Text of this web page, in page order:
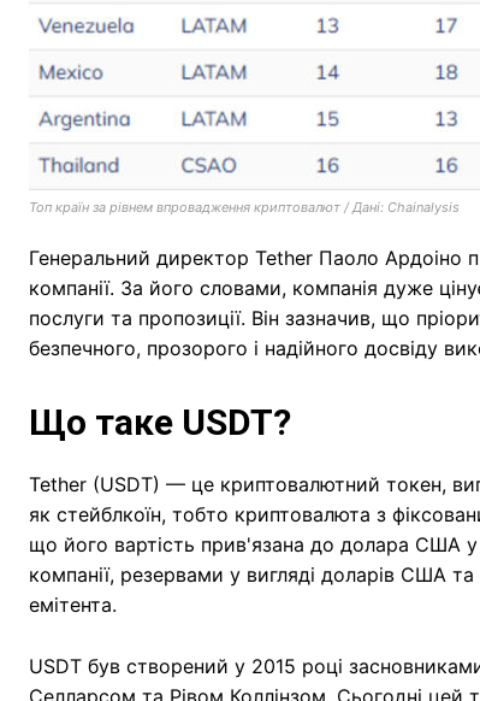
Топ країн за рівнем впровадження криптовалют / Дані: Chainalysis
Генеральний директор Tether Паоло Ардоіно
компанії. За його словами, компанія дуже
послуги та пропозиції. Він зазначив, що
безпечного, прозорого і надійного досвіду
Що таке USDT?
Tether (USDT) — це криптовалютний токен,
як стейблкоїн, тобто криптовалюта з
що його вартість прив'язана до долара США у
компанії, резервами у вигляді доларів США
емітента.
USDT був створений у 2015 році
Селларсом та Рівом Коллінзом. Сьогодні цей